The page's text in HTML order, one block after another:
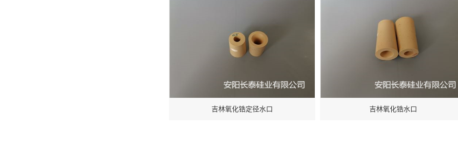
吉林氧化锆定径水口 吉林氧化锆水口